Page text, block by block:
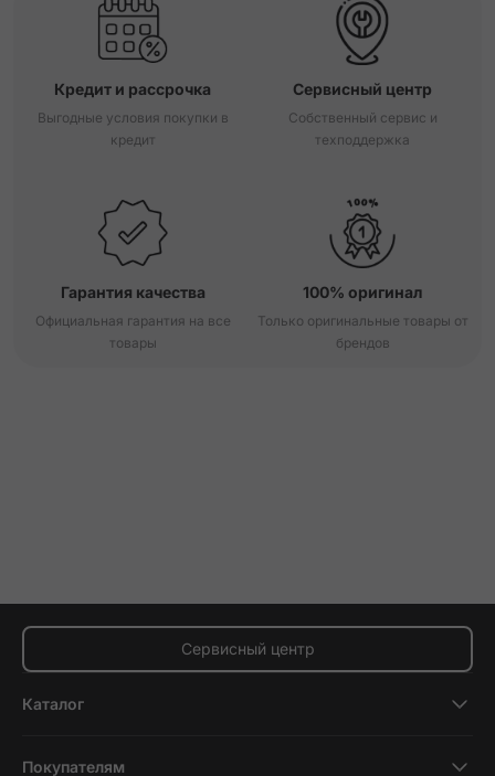
Кредит и рассрочка
Выгодные условия покупки в
кредит
Сервисный центр
Собственный сервис и
техподдержка
Гарантия качества
Официальная гарантия на все
товары
100% оригинал
Только оригинальные товары от
брендов
Сервисный центр
Каталог
Покупателям